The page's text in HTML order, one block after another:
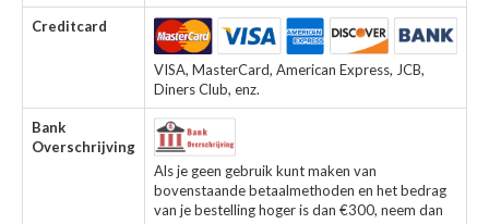
Creditcard
VISA, MasterCard, American Express, JCB,
Diners Club, enz.
Bank
Overschrijving
Als je geen gebruik kunt maken van
bovenstaande betaalmethoden en het bedrag
van je bestelling hoger is dan €300, neem dan